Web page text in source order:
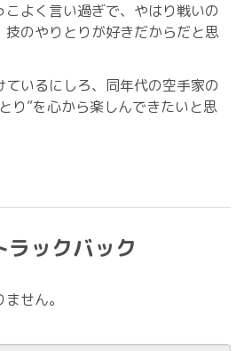
こよく言い過ぎで、やはり戦いの
技のやりとりが好きだからだと思
ているにしろ、同年代の空手家の
り”を心から楽しんできたいと思
ラックバック
せん。